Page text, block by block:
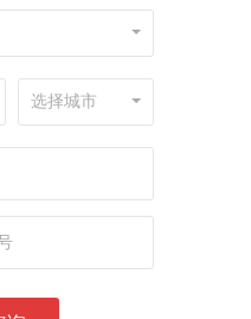
选择城市